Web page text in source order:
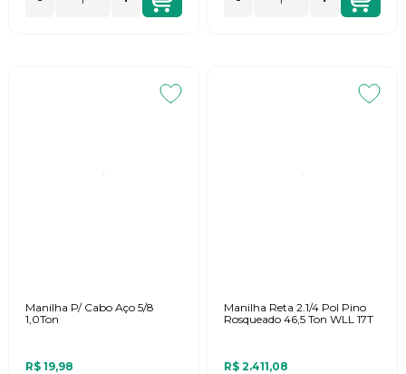
Manilha P/ Cabo Aço 5/8
1,0Ton
R$ 19,98
Manilha Reta 2.1/4 Pol Pino
Rosqueado 46,5 Ton WLL 17T
R$ 2.411,08